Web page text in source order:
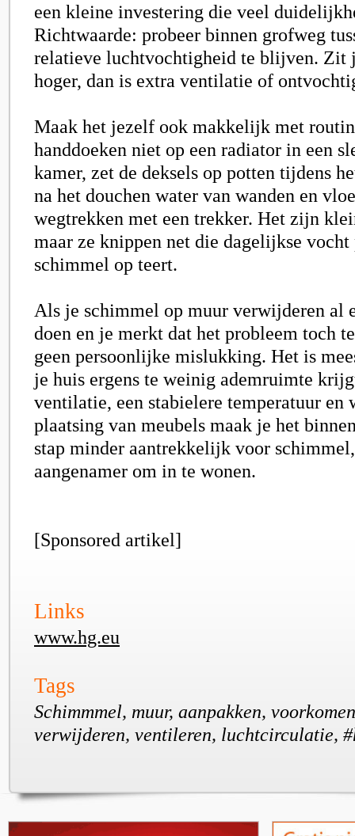
een kleine investering die veel
Richtwaarde: probeer binnen grofweg
relatieve luchtvochtigheid te blijven. Zit
hoger, dan is extra ventilatie of
Maak het jezelf ook makkelijk met
handdoeken niet op een radiator in een
kamer, zet de deksels op potten tijdens
na het douchen water van wanden en
wegtrekken met een trekker. Het zijn
maar ze knippen net die dagelijkse
schimmel op teert.
Als je schimmel op muur verwijderen al
doen en je merkt dat het probleem toch
geen persoonlijke mislukking. Het is
je huis ergens te weinig ademruimte
ventilatie, een stabielere temperatuur en
plaatsing van meubels maak je het
stap minder aantrekkelijk voor
aangenamer om in te wonen.
[Sponsored artikel]
Links
www.hg.eu
Tags
Schimmmel, muur, aanpakken,
verwijderen, ventileren, luchtcirculatie,